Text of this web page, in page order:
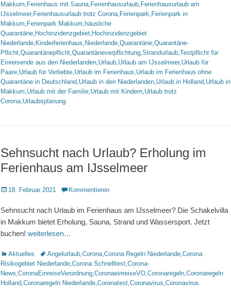
Makkum, Ferienhaus mit Sauna, Ferienhausurlaub, Ferienhausurlaub am
IJsselmeer, Ferienhausurlaub trotz Corona, Ferienpark, Ferienpark in
Makkum, Ferienpark Makkum, häusliche
Quarantäne, Hochinzidenzgebiet, Hochinzidenzgebiet
Niederlande, Kinderferienhaus, Niederlande,Quarantäne,Quarantäne-
Pflicht,Quarantänepflicht,Quarantäneverpflichtung,Strandurlaub,Testpflicht für
Einreisende aus den Niederlanden,Urlaub,Urlaub am IJsselmeer,Urlaub für
Paare,Urlaub für Verliebte,Urlaub im Ferienhaus,Urlaub im Ferienhaus ohne
Quarantäne in Deutschland,Urlaub in den Niederlanden,Urlaub in Holland,Urlaub in
Makkum,Urlaub mit der Familie,Urlaub mit Kindern,Urlaub trotz
Corona,Urlaubsplanung
Sehnsucht nach Urlaub? Erholung im
Ferienhaus am IJsselmeer
Veröffentlicht
18. Februar 2021 Kommentieren
Sehnsucht nach Urlaub im Ferienhaus am IJsselmeer? Die Schakelvilla
in Makkum bietet Erholung, Sauna, Strand und Wassersport. Jetzt
buchen! weiterlesen…
Kategorien
Aktuelles Schlagworte
Angelurlaub,Corona,Corona Regeln Niederlande,Corona
Risikogebiet Niederlande,Corona Schnelltest,Corona-
News,CoronaEinreiseVerordnung,CoronaeinreiseVO,Coronaregeln,Coronaregeln
Holland,Coronaregeln Niederlande,Coronatest,Coronavirus,Coronavirus